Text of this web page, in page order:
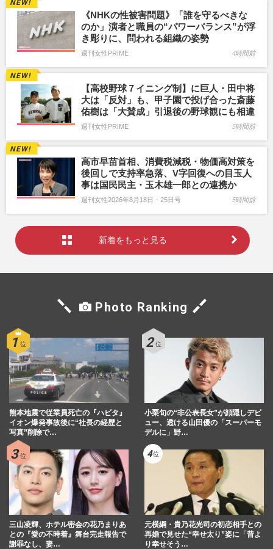
《NHKの性被害問題》「誰を守るべきな
のか」演者と職員の“パワーバランス”が浮
き彫りに、問われる組織の姿勢
週刊女性PRIME 4時間前
【高校野球７イニング制】に巨人・田中将
大は「反対」も、甲子園で投げ合った斎藤
佑樹は「大賛成」引退後の野球観にも相違
週刊女性PRIME 5時間前
高市早苗首相、消費税減税・物価高対策を
後回しで支持率急落、V字回復への目玉人
事は国民民主・玉木雄一郎との連携か
週刊女性2026年8月18日・25日号 5時間前
新着をもっと見る
Photo Ranking
熊本地震で従業員死亡の『ハビタ』
イオン爆発事故後に“社長の経歴と
写真”削除で…
小栗旬の“非公表長女”が顔隠しデビ
ュー、透ける山田優の「スーパーモ
デルに」野…
三山凌輝、ホテル密会の花乃まりあ
との『愛の不時着』舞台完走報告で
謝罪なし、妻…
元横綱・貴乃花光司の初恋相手との
再婚で見せた“幸せ太り”姿に「昔よ
り幸せそう…